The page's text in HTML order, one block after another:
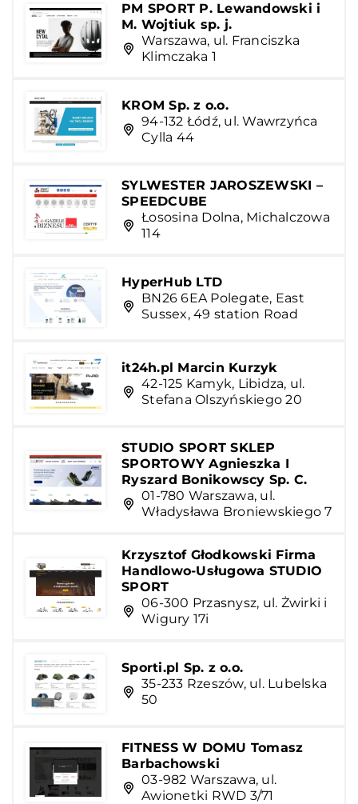
PM SPORT P. Lewandowski i
M. Wojtiuk sp. j.
Warszawa, ul. Franciszka
Klimczaka 1
KROM Sp. z o.o.
94-132 Łódź, ul. Wawrzyńca
Cylla 44
SYLWESTER JAROSZEWSKI –
SPEEDCUBE
Łososina Dolna, Michalczowa
114
HyperHub LTD
BN26 6EA Polegate, East
Sussex, 49 station Road
it24h.pl Marcin Kurzyk
42-125 Kamyk, Libidza, ul.
Stefana Olszyńskiego 20
STUDIO SPORT SKLEP
SPORTOWY Agnieszka I
Ryszard Bonikowscy Sp. C.
01-780 Warszawa, ul.
Władysława Broniewskiego 7
Krzysztof Głodkowski Firma
Handlowo-Usługowa STUDIO
SPORT
06-300 Przasnysz, ul. Żwirki i
Wigury 17i
Sporti.pl Sp. z o.o.
35-233 Rzeszów, ul. Lubelska
50
FITNESS W DOMU Tomasz
Barbachowski
03-982 Warszawa, ul.
Awionetki RWD 3/71